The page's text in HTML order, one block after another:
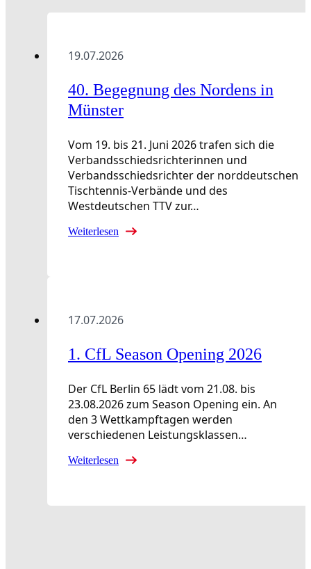
19.07.2026
40. Begegnung des Nordens in
Münster
Vom 19. bis 21. Juni 2026 trafen sich die
Verbandsschiedsrichterinnen und
Verbandsschiedsrichter der norddeutschen
Tischtennis-Verbände und des
Westdeutschen TTV zur…
Weiterlesen
17.07.2026
1. CfL Season Opening 2026
Der CfL Berlin 65 lädt vom 21.08. bis
23.08.2026 zum Season Opening ein. An
den 3 Wettkampftagen werden
verschiedenen Leistungsklassen…
Weiterlesen